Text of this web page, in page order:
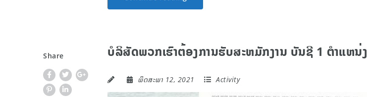
Share ບໍລິສັດພວກເຮົາຕ້ອງການຮັບສະຫມັກງານ ບັນຊີ 1 ຕຳແຫນ່ງ
ພຶດສະພາ 12, 2021 Activity